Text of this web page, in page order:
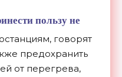
пользу не
говорят
предохранить
от перегрева,